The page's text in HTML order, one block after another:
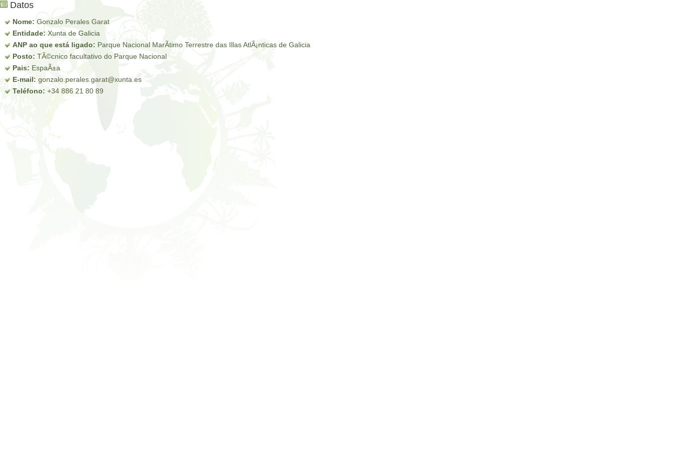
Datos
Nome: Gonzalo Perales Garat
Entidade: Xunta de Galicia
ANP ao que está ligado: Parque Nacional MarÃ­timo Terrestre das Illas AtlÃ¡nticas de Galicia
Posto: TÃ©cnico facultativo do Parque Nacional
Pais: EspaÃ±a
E-mail: gonzalo.perales.garat@xunta.es
Teléfono: +34 886 21 80 89